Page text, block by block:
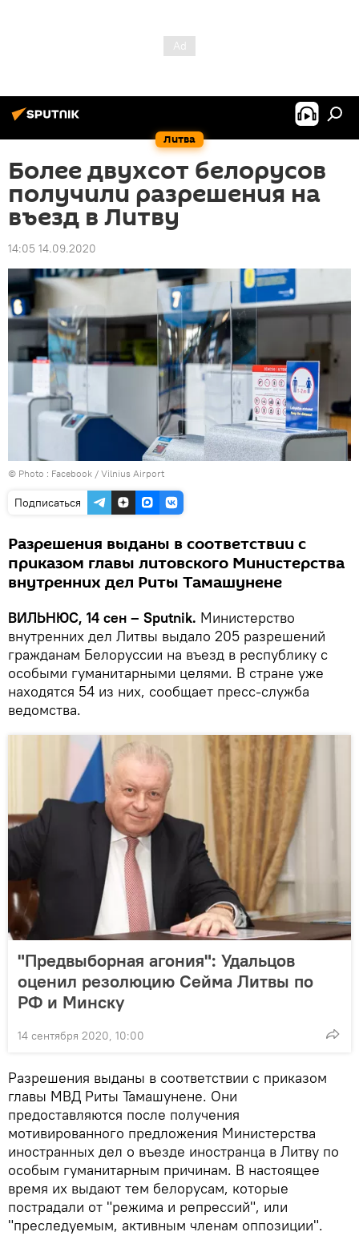
Литва
Более двухсот белорусов
получили разрешения на
въезд в Литву
14:05 14.09.2020
© Photo : Facebook / Vilnius Airport
Подписаться
Разрешения выданы в соответствии с
приказом главы литовского Министерства
внутренних дел Риты Тамашунене
ВИЛЬНЮС, 14 сен – Sputnik. Министерство
внутренних дел Литвы выдало 205 разрешений
гражданам Белоруссии на въезд в республику с
особыми гуманитарными целями. В стране уже
находятся 54 из них, сообщает пресс-служба
ведомства.
"Предвыборная агония": Удальцов
оценил резолюцию Сейма Литвы по
РФ и Минску
14 сентября 2020, 10:00
Разрешения выданы в соответствии с приказом
главы МВД Риты Тамашунене. Они
предоставляются после получения
мотивированного предложения Министерства
иностранных дел о въезде иностранца в Литву по
особым гуманитарным причинам. В настоящее
время их выдают тем белорусам, которые
пострадали от "режима и репрессий", или
"преследуемым, активным членам оппозиции".